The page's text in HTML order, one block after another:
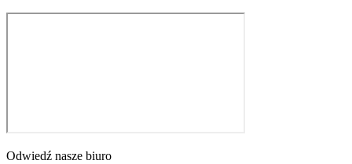
Odwiedź nasze biuro